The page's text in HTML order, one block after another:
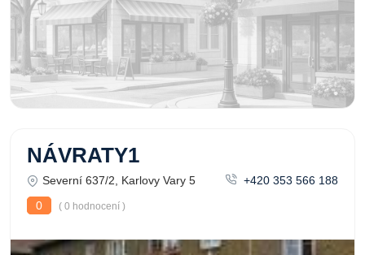
NÁVRATY1
Severní 637/2, Karlovy Vary 5
+420 353 566 188
0
( 0 hodnocení )